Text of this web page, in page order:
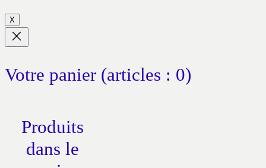
X
Votre panier (articles : 0)
Produits
dans le